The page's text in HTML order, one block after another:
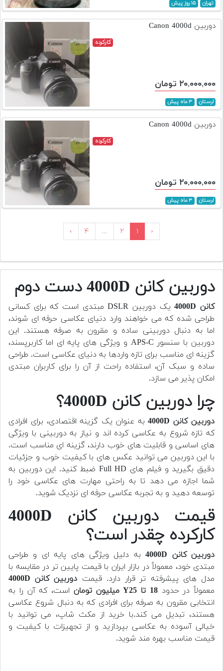
تهران ۱۵ روز پیش
دوربین Canon 4000d
کارکرده
۲۰,۰۰۰,۰۰۰ تومان
لرستان ۳ ماه پیش
دوربین Canon 4000d
کارکرده
۲۰,۰۰۰,۰۰۰ تومان
لرستان ۳ ماه پیش
‹ ۱ ۲ ... ۴ ›
دوربین کانن 4000D دست دوم
کانن 4000D
یک دوربین DSLR مبتدی است که برای کسانی
طراحی شده که می خواهند وارد دنیای عکاسی حرفه ای شوند،
اما به دنبال دوربینی ساده و مقرون به صرفه هستند. این
دوربین با سنسور APS-C و ویژگی های پایه ای اما کاربرپسند،
گزینه ای مناسب برای تازه واردها به دنیای عکاسی است. طراحی
ساده و سبک آن، استفاده راحت از آن را برای کاربران مبتدی
امکان پذیر می سازد.
چرا دوربین کانن 4000D؟
دوربین کانن 4000D
به عنوان یک گزینه اقتصادی، برای افرادی
که تازه شروع به عکاسی کرده اند و نیاز به دوربینی با ویژگی
های اساسی و قابلیت های خوب دارند، گزینه ای مناسب است.
با این دوربین می توانید عکس های با کیفیت خوب و جزئیات
دقیق بگیرید و فیلم های Full HD ضبط کنید. این دوربین به
شما اجازه می دهد تا به راحتی مهارت های عکاسی خود را
توسعه دهید و به تجربه عکاسی حرفه ای نزدیک شوید.
قیمت دوربین کانن 4000D
کارکرده چقدر است؟
دوربین کانن 4000D
به دلیل ویژگی های پایه ای و طراحی
مبتدی خود، معمولاً در بازار ایران با قیمت پایین تر در مقایسه با
مدل های پیشرفته تر قرار دارد. قیمت دوربین کانن 4000D
معمولاً در حدود18 تا Y25 میلیون تومان
است، که آن را به
انتخابی مقرون به صرفه برای افرادی که به دنبال شروع عکاسی
هستند، تبدیل می کند.با خرید از مکث شاپ، می توانید با
خیالی آسوده به عکاسی بپردازید و از تجهیزات با کیفیت و
قیمت مناسب بهره مند شوید.